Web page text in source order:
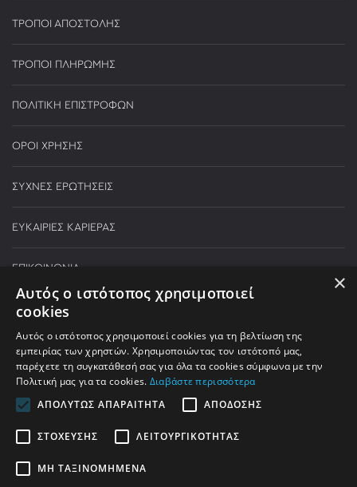
ΤΡΟΠΟΙ ΑΠΟΣΤΟΛΗΣ
ΤΡΟΠΟΙ ΠΛΗΡΩΜΗΣ
ΠΟΛΙΤΙΚΗ ΕΠΙΣΤΡΟΦΩΝ
ΟΡΟΙ ΧΡΗΣΗΣ
ΣΥΧΝΕΣ ΕΡΩΤΗΣΕΙΣ
ΕΥΚΑΙΡΙΕΣ ΚΑΡΙΕΡΑΣ
ΕΠΙΚΟΙΝΩΝΙΑ
210 590 5000
ΔΕΥΤΕΡΑ - ΠΑΡΑΣΚΕΥΗ:
9:00 - 21:00
info@welhome.gr
×
Αυτός ο ιστότοπος χρησιμοποιεί
cookies
Αυτός ο ιστότοπος χρησιμοποιεί cookies για τη βελτίωση της
εμπειρίας των χρηστών. Χρησιμοποιώντας τον ιστότοπό μας,
παρέχετε τη συγκατάθεσή σας για όλα τα cookies σύμφωνα με την
Πολιτική μας για τα cookies. Διαβάστε περισσότερα
ΑΠΟΛΎΤΩΣ ΑΠΑΡΑΊΤΗΤΑ
ΑΠΌΔΟΣΗΣ
ΣΤΌΧΕΥΣΗΣ ΛΕΙΤΟΥΡΓΙΚΌΤΗΤΑΣ
ΜΗ ΤΑΞΙΝΟΜΗΜΈΝΑ